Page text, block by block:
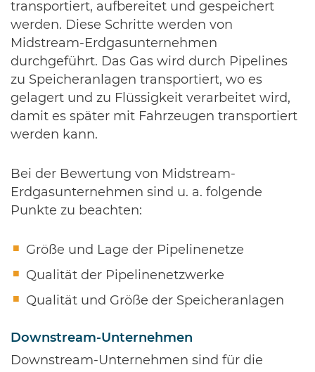
transportiert, aufbereitet und gespeichert
werden. Diese Schritte werden von
Midstream-Erdgasunternehmen
durchgeführt. Das Gas wird durch Pipelines
zu Speicheranlagen transportiert, wo es
gelagert und zu Flüssigkeit verarbeitet wird,
damit es später mit Fahrzeugen transportiert
werden kann.
Bei der Bewertung von Midstream-
Erdgasunternehmen sind u. a. folgende
Punkte zu beachten:
Größe und Lage der Pipelinenetze
Qualität der Pipelinenetzwerke
Qualität und Größe der Speicheranlagen
Downstream-Unternehmen
Downstream-Unternehmen sind für die